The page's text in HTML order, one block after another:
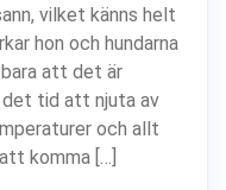
vilket känns helt
hon och hundarna
att det är
det tid att njuta av
och allt
komma […]